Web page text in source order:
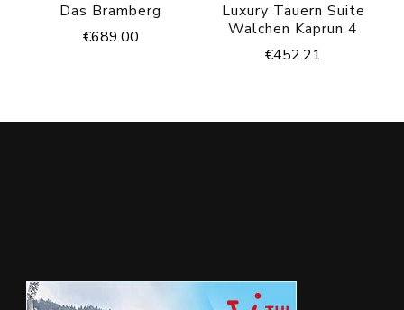
Das Bramberg
€689.00
Luxury Tauern Suite
Walchen Kaprun 4
€452.21